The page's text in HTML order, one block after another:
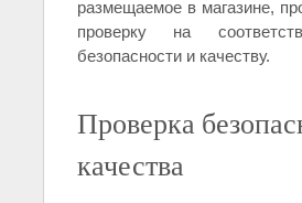
размещаемое в магазине,
проверку на
безопасности и качеству.
Проверка
качества